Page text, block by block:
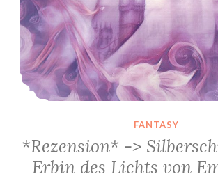
FANTASY
*Rezension* ->
Erbin des Lichts von